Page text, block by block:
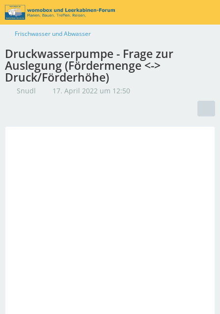
Frischwasser und Abwasser
Druckwasserpumpe - Frage zur
Auslegung (Fördermenge <->
Druck/Förderhöhe)
Snudl 17. April 2022 um 12:50